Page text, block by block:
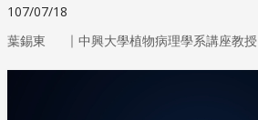
107/07/18
葉錫東 ｜ 中興大學植物病理學系講座教授